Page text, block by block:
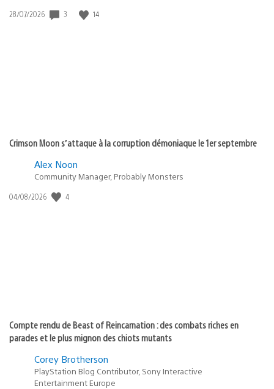
Date
28/07/2026 3 14
Crimson Moon s’attaque à la corruption démoniaque le 1er septembre
Alex Noon
Community Manager, Probably Monsters
Date
04/08/2026 4
Compte rendu de Beast of Reincarnation : des combats riches en
parades et le plus mignon des chiots mutants
Corey Brotherson
PlayStation Blog Contributor, Sony Interactive
Entertainment Europe